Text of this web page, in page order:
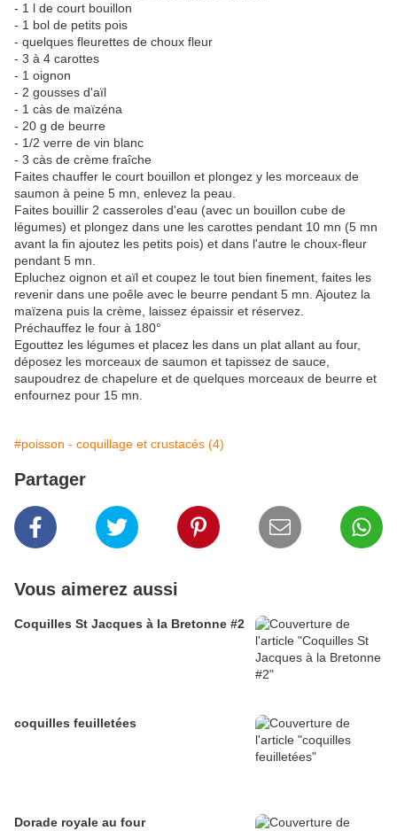
- 1 l de court bouillon
- 1 bol de petits pois
- quelques fleurettes de choux fleur
- 3 à 4 carottes
- 1 oignon
- 2 gousses d'aïl
- 1 càs de maïzéna
- 20 g de beurre
- 1/2 verre de vin blanc
- 3 càs de crème fraîche
Faites chauffer le court bouillon et plongez y les morceaux de
saumon à peine 5 mn, enlevez la peau.
Faites bouillir 2 casseroles d'eau (avec un bouillon cube de
légumes) et plongez dans une les carottes pendant 10 mn (5 mn
avant la fin ajoutez les petits pois) et dans l'autre le choux-fleur
pendant 5 mn.
Epluchez oignon et aïl et coupez le tout bien finement, faites les
revenir dans une poêle avec le beurre pendant 5 mn. Ajoutez la
maïzena puis la crème, laissez épaissir et réservez.
Préchauffez le four à 180°
Egouttez les légumes et placez les dans un plat allant au four,
déposez les morceaux de saumon et tapissez de sauce,
saupoudrez de chapelure et de quelques morceaux de beurre et
enfournez pour 15 mn.
#poisson - coquillage et crustacés (4)
Partager
Vous aimerez aussi
Coquilles St Jacques à la Bretonne #2
coquilles feuilletées
Dorade royale au four